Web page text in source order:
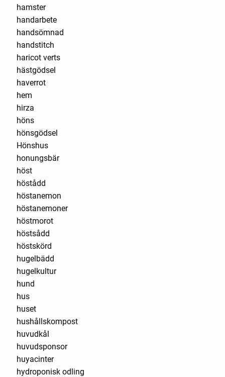
hamster
handarbete
handsömnad
handstitch
haricot verts
hästgödsel
haverrot
hem
hirza
höns
hönsgödsel
Hönshus
honungsbär
höst
höstådd
höstanemon
höstanemoner
höstmorot
höstsådd
höstskörd
hugelbädd
hugelkultur
hund
hus
huset
hushållskompost
huvudkål
huvudsponsor
huyacinter
hydroponisk odling